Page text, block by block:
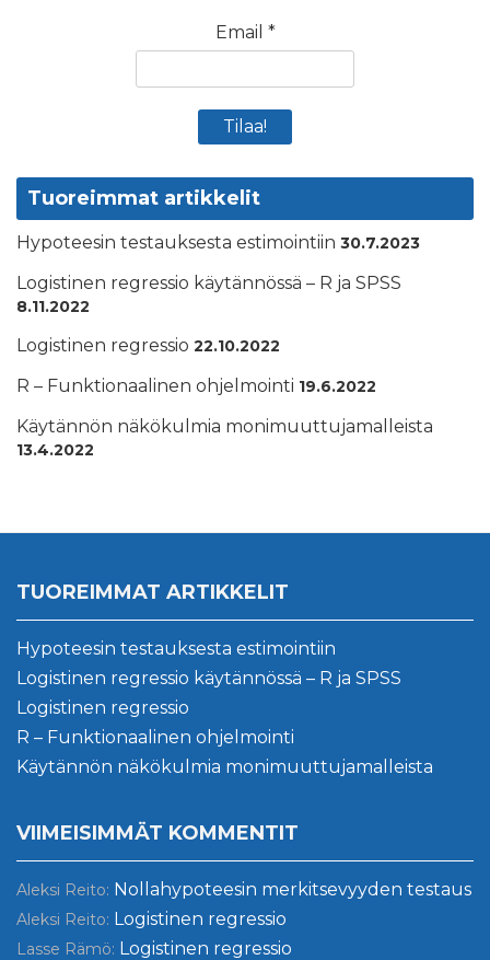
Email *
Tuoreimmat artikkelit
Hypoteesin testauksesta estimointiin 30.7.2023
Logistinen regressio käytännössä – R ja SPSS
8.11.2022
Logistinen regressio 22.10.2022
R – Funktionaalinen ohjelmointi 19.6.2022
Käytännön näkökulmia monimuuttujamalleista
13.4.2022
TUOREIMMAT ARTIKKELIT
Hypoteesin testauksesta estimointiin
Logistinen regressio käytännössä – R ja SPSS
Logistinen regressio
R – Funktionaalinen ohjelmointi
Käytännön näkökulmia monimuuttujamalleista
VIIMEISIMMÄT KOMMENTIT
Aleksi Reito: Nollahypoteesin merkitsevyyden testaus
Aleksi Reito: Logistinen regressio
Lasse Rämö: Logistinen regressio